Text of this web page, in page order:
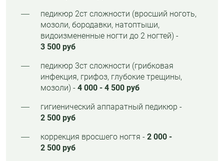
педикюр 2ст сложности (вросший ноготь,
мозоли, бородавки, натоптыши,
видоизмененные ногти до 2 ногтей) -
3 500 руб
педикюр 3ст сложности (грибковая
инфекция, грифоз, глубокие трещины,
мозоли) - 4 000 - 4 500 руб
гигиенический аппаратный педикюр -
2 500 руб
коррекция вросшего ногтя - 2 000 -
2 500 руб